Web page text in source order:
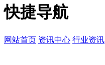
快捷导航
网站首页 资讯中心 行业资讯